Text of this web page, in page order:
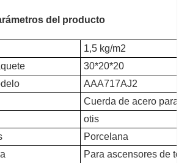
del producto
1,5 kg/m2
30*20*20
AAA717AJ2
Cuerda de acero para
otis
Porcelana
Para ascensores de